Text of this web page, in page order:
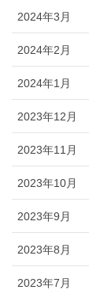
2024年3月
2024年2月
2024年1月
2023年12月
2023年11月
2023年10月
2023年9月
2023年8月
2023年7月